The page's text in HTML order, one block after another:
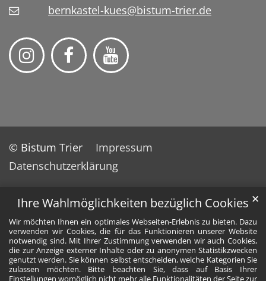
Ihre Wahlmöglichkeiten bezüglich Cookies
Wir möchten Ihnen ein optimales Webseiten-Erlebnis zu bieten. Dazu
verwenden wir Cookies, die für das Funktionieren unserer Website
notwendig sind. Mit Ihrer Zustimmung verwenden wir auch Cookies,
die zur Anzeige externer Inhalte oder zu anonymen Statistikzwecken
genutzt werden. Sie können selbst entscheiden, welche Kategorien Sie
zulassen möchten. Bitte beachten Sie, dass auf Basis Ihrer
Einstellungen womöglich nicht mehr alle Funktionalitäten der Seite zur
✕
bernkastel-kues@bistum-trier.de
© Bistum Trier
Impressum
Datenschutzerklärung